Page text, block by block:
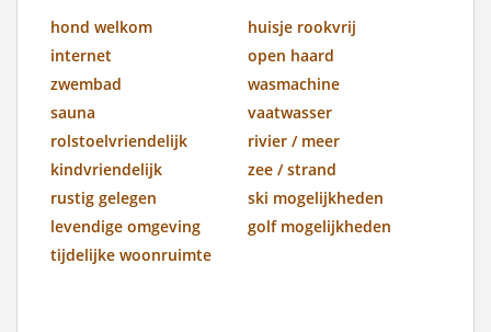
hond welkom
huisje rookvrij
internet
open haard
zwembad
wasmachine
sauna
vaatwasser
rolstoelvriendelijk
rivier / meer
kindvriendelijk
zee / strand
rustig gelegen
ski mogelijkheden
levendige omgeving
golf mogelijkheden
tijdelijke woonruimte